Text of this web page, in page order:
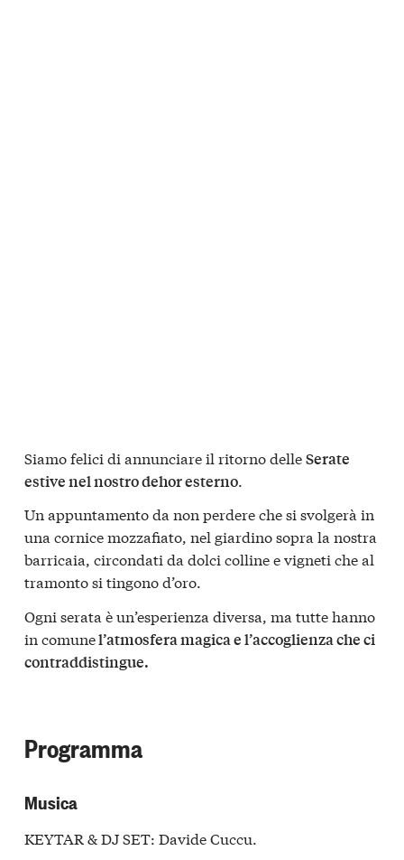
Siamo felici di annunciare il ritorno delleSerate
estive nel nostro dehor esterno.
Un appuntamento da non perdere che si svolgerà in
una cornice mozzafiato, nel giardino sopra la nostra
barricaia, circondati da dolci colline e vigneti che al
tramonto si tingono d’oro.
Ogni serata è un’esperienza diversa, ma tutte hanno
in comunel’atmosfera magica e l’accoglienza che ci
contraddistingue.
Programma
Musica
KEYTAR & DJ SET: Davide Cuccu.